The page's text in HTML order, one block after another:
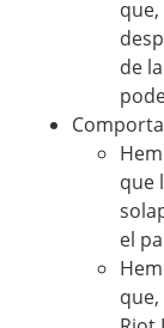
de
que
el